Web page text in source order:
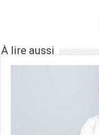
À lire aussi